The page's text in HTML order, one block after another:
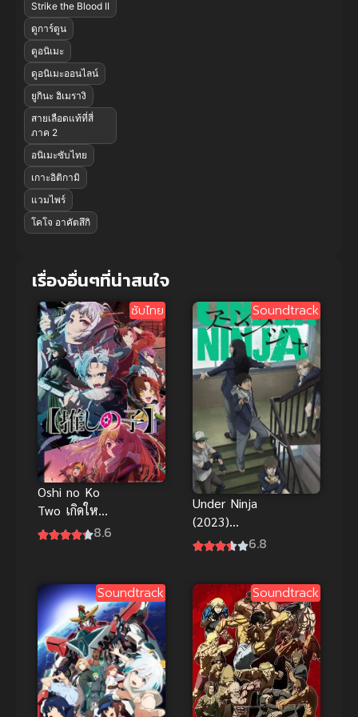
Strike the Blood II
ดูการ์ตูน
ดูอนิเมะ
ดูอนิเมะออนไลน์
ยูกินะ ฮิเมรางิ
สายเลือดแท้ที่สี่
ภาค 2
อนิเมะซับไทย
เกาะอิติกามิ
แวมไพร์
โคโจ อาคัตสึกิ
เรื่องอื่นๆที่น่าสนใจ
ซับไทย
Oshi no Ko
Two เกิดใหม่
เป็นลูกโอชิ
ไทย
8.6
Soundtrack
Under Ninja
(2023)
อันเดอร์
Action
Comedy
6.8
Soundtrack Soundtrack